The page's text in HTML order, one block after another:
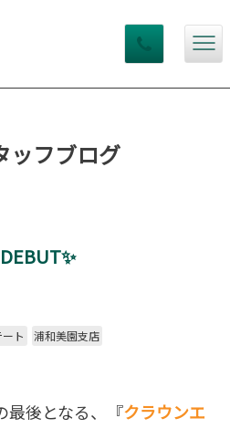
ッフブログ
ト 浦和美園支店
最後となる、『クラウンエ